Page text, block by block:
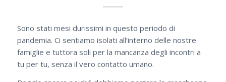
Sono stati mesi durissimi in questo periodo di
pandemia. Ci sentiamo isolati all’interno delle nostre
famiglie e tuttora soli per la mancanza degli incontri a
tu per tu, senza il vero contatto umano.